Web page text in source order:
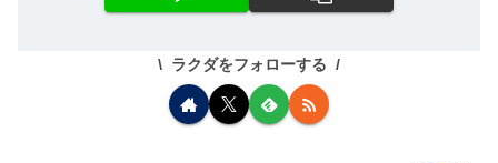
ラクダをフォローする